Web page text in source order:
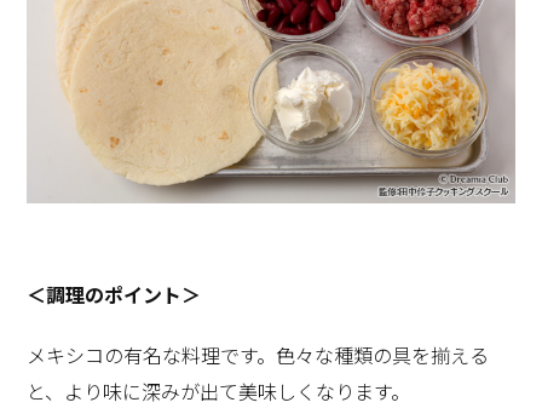
＜調理のポイント＞
メキシコの有名な料理です。色々な種類の具を揃える
と、より味に深みが出て美味しくなります。